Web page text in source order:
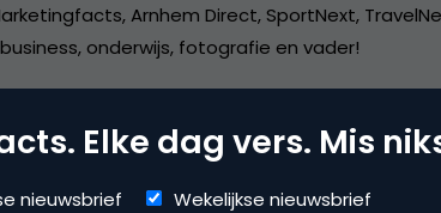
Arnhem Direct, SportNext,
business, onderwijs, fotografie en vader!
Elke dag vers. Mis
nieuwsbrief Wekelijkse nieuwsbrief